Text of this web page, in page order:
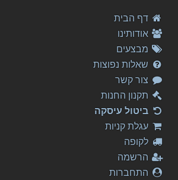
דף הבית
אודותינו
מבצעים
שאלות נפוצות
צור קשר
תקנון החנות
ביטול עיסקה
עגלת קניות
לקופה
הרשמה
התחברות